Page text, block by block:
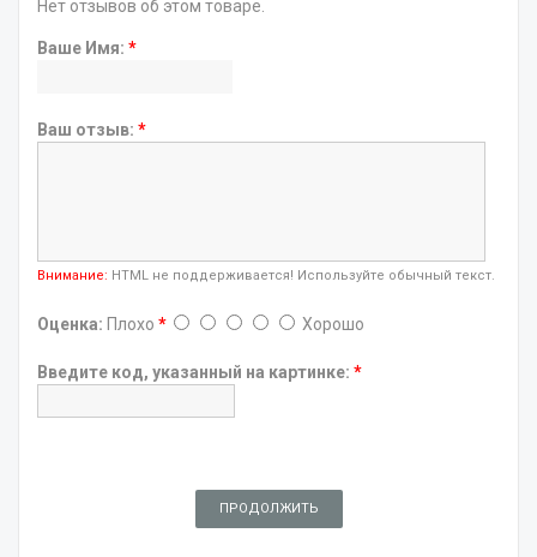
Нет отзывов об этом товаре.
Ваше Имя: *
Ваш отзыв: *
Внимание: HTML не поддерживается! Используйте обычный текст.
Оценка: Плохо * Хорошо
Введите код, указанный на картинке: *
ПРОДОЛЖИТЬ